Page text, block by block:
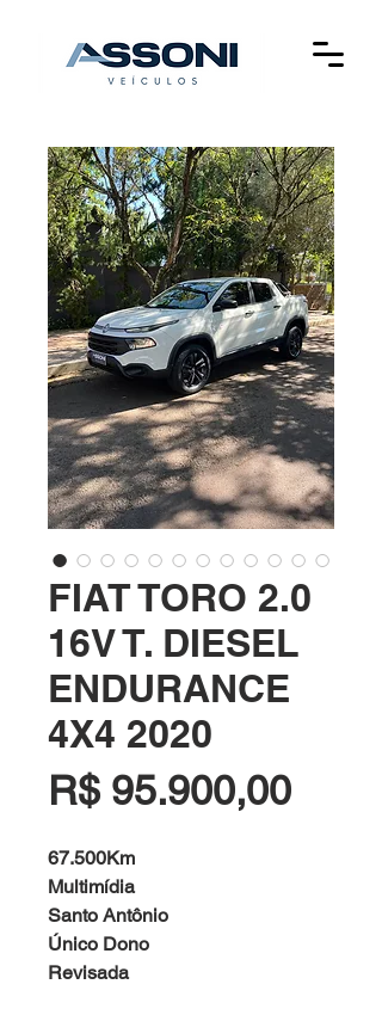
FIAT TORO 2.0
16V T. DIESEL
ENDURANCE
4X4 2020
R$ 95.900,00Preço
67.500Km
Multimídia
Santo Antônio
Único Dono
Revisada